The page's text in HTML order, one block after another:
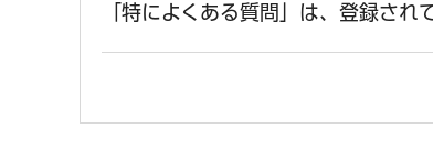
「特によくある質問」は、登録され